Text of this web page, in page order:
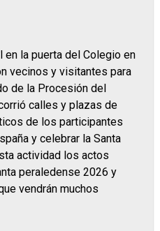
en la puerta del Colegio en
vecinos y visitantes para
de la Procesión del
calles y plazas de
de los participantes
y celebrar la Santa
actividad los actos
peraledense 2026 y
vendrán muchos